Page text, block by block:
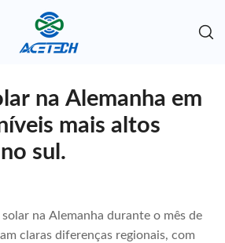
na Alemanha em
mais altos
sul.
na Alemanha durante o mês de
claras diferenças regionais, com